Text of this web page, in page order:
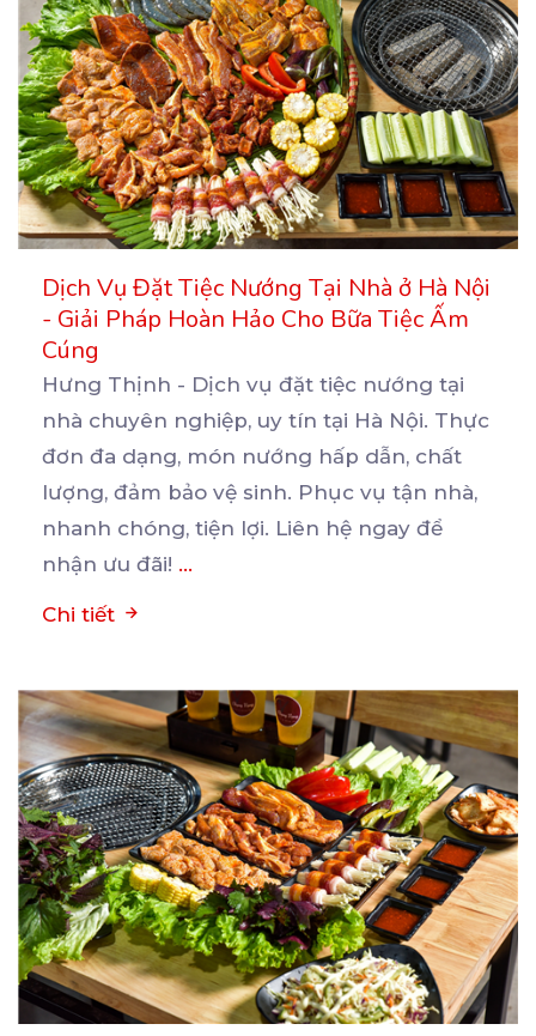
Dịch Vụ Đặt Tiệc Nướng Tại Nhà ở Hà Nội
- Giải Pháp Hoàn Hảo Cho Bữa Tiệc Ấm
Cúng
Hưng Thịnh - Dịch vụ đặt tiệc nướng tại
nhà chuyên nghiệp, uy tín tại Hà Nội. Thực
đơn đa dạng, món nướng hấp dẫn, chất
lượng, đảm bảo vệ sinh. Phục vụ tận nhà,
nhanh chóng, tiện lợi. Liên hệ ngay để
nhận ưu đãi! ...
Chi tiết